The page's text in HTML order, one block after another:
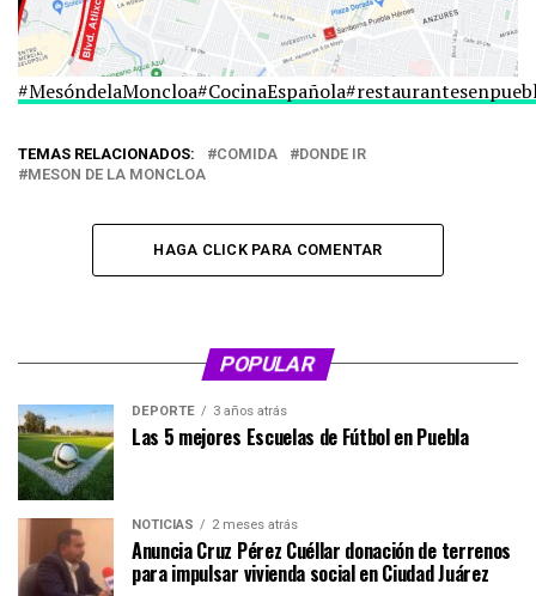
#MesóndelaMoncloa#CocinaEspañola
TEMAS RELACIONADOS: COMIDA
DONDE IR
MESON DE LA MONCLOA
HAGA CLICK PARA COMENTAR
POPULAR
DEPORTE 3 años atrás
Las 5 mejores Escuelas de Fútbol en Puebla
NOTICIAS 2 meses atrás
Anuncia Cruz Pérez Cuéllar donación de terrenos
para impulsar vivienda social en Ciudad Juárez